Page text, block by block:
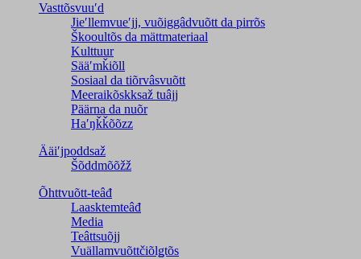
Vasttõsvuuʹd
Jieʹllemvueʹjj, vuõiggâdvuõtt da pirrõs
Škooultõs da mättmateriaal
Kulttuur
Sääʹmǩiõll
Sosiaal da tiõrvâsvuõtt
Meeraikõskksaž tuâjj
Päärna da nuõr
Haʹŋǩǩõõzz
Ääiʹjpoddsaž
Šõddmõõžž
Õhttvuõtt-teâđ
Laasktemteâđ
Media
Teâttsuõjj
Vuällamvuõttčiõlǥtõs